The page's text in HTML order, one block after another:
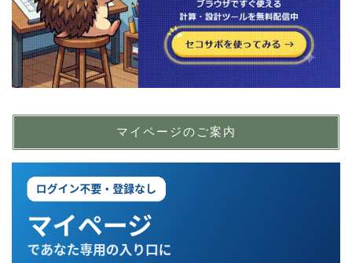
マイページのご案内